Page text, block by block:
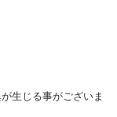
生じる事がございま